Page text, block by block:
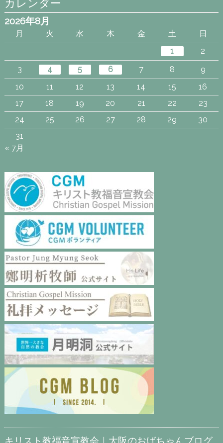
カレンダー
2026年8月
月 火 水 木 金 土
日
1
2
3
4 5 6 7 8
9
10
11 12 13 14 15
16
17
18 19 20 21 22
23
24
25 26 27 28 29
30
31
« 7月
キリスト教福音宣教会｜大阪のおばちゃんブログ